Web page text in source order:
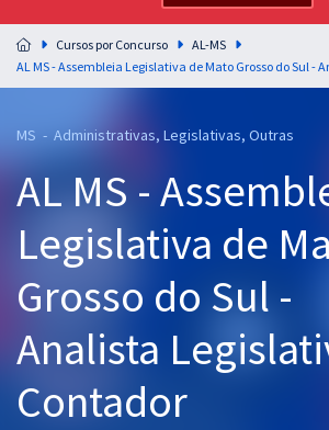
Preparação completa e intensiva para as principais
residências em saúde do Brasil
Cursos 20% OFF
Pós
Graduação
OAB
Cursos por Concurso
AL-MS
MS - Administrativas, Legislativas, Outras
AL MS -
Legislativa de
Grosso do Sul -
Analista
Contador